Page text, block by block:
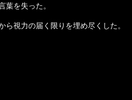
を失った。
視力の届く限りを埋め尽くした。